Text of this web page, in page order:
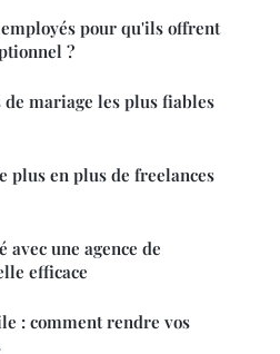
pour qu'ils offrent
?
de mariage les plus fiables
en plus de freelances
une agence de
efficace
: comment rendre vos